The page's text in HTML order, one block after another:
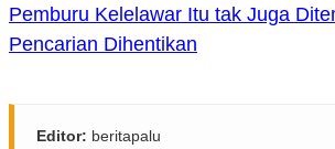
Pemburu Kelelawar Itu tak Juga
Pencarian Dihentikan
Editor: beritapalu